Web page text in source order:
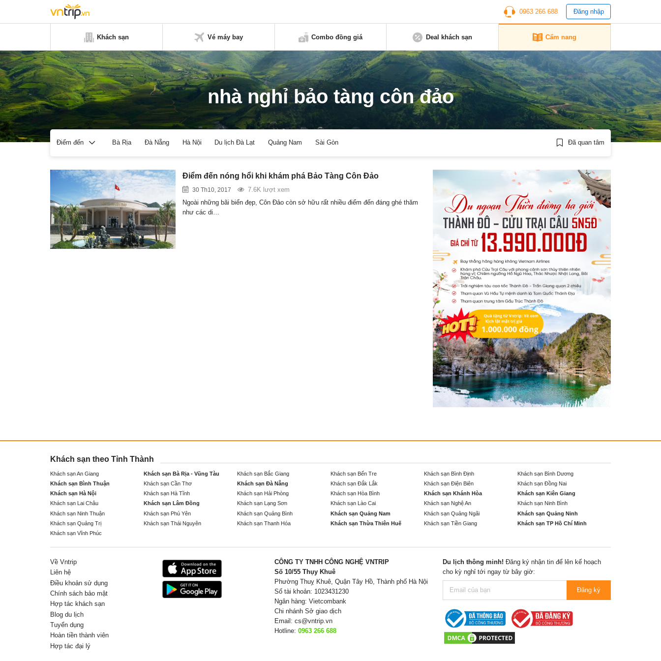
0963 266 688 Đăng nhập
Khách sạn Vé máy bay Combo đồng giá Deal khách sạn Cẩm nang
nhà nghỉ bảo tàng côn đảo
Điểm đến Bà Rịa Đà Nẵng Hà Nội Du lịch Đà Lạt Quảng Nam Sài Gòn Đã quan tâm
Điểm đến nóng hổi khi khám phá Bảo Tàng Côn Đảo
30 Th10, 2017
7.6K lượt xem
Ngoài những bãi biển đẹp, Côn Đảo còn sở hữu rất nhiều điểm đến đáng ghé thăm
như các di…
Khách sạn theo Tỉnh Thành
Khách sạn An Giang Khách sạn Bà Rịa - Vũng Tàu Khách sạn Bắc Giang Khách sạn Bến Tre Khách sạn Bình Định
Khách sạn Bình Dương
Khách sạn Bình Thuận
Khách sạn Cần Thơ Khách sạn Đà Nẵng Khách sạn Đắk Lắk Khách sạn Điện Biên
Khách sạn Đồng Nai
Khách sạn Hà Nội
Khách sạn Hà Tĩnh Khách sạn Hải Phòng Khách sạn Hòa Bình Khách sạn Khánh Hòa
Khách sạn Kiên Giang
Khách sạn Lai Châu
Khách sạn Lâm Đồng Khách sạn Lạng Sơn Khách sạn Lào Cai Khách sạn Nghệ An
Khách sạn Ninh Bình
Khách sạn Ninh Thuận
Khách sạn Phú Yên Khách sạn Quảng Bình Khách sạn Quảng Nam Khách sạn Quảng Ngãi
Khách sạn Quảng Ninh
Khách sạn Quảng Trị
Khách sạn Thái Nguyên Khách sạn Thanh Hóa Khách sạn Thừa Thiên Huế Khách sạn Tiền Giang
Khách sạn TP Hồ Chí Minh
Khách sạn Vĩnh Phúc
Về Vntrip
Liên hệ
Điều khoản sử dụng
Chính sách bảo mật
Hợp tác khách sạn
Blog du lịch
Tuyển dụng
Hoàn tiền thành viên
Hợp tác đại lý
CÔNG TY TNHH CÔNG NGHỆ VNTRIP
Số 10/55 Thụy Khuê
Phường Thuỵ Khuê, Quận Tây Hồ, Thành phố Hà Nội
Số tài khoản: 1023431230
Ngân hàng: Vietcombank
Chi nhánh Sở giao dịch
Email: cs@vntrip.vn
Hotline: 0963 266 688
Du lịch thông minh! Đăng ký nhận tin để lên kế hoạch
cho kỳ nghỉ tới ngay từ bây giờ:
Đăng ký